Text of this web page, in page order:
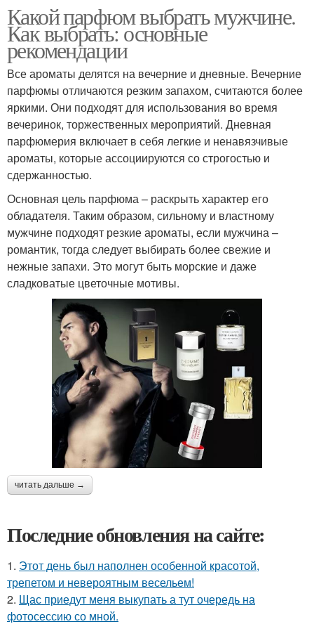
Какой парфюм выбрать мужчине.
Как выбрать: основные
рекомендации
Все ароматы делятся на вечерние и дневные. Вечерние
парфюмы отличаются резким запахом, считаются более
яркими. Они подходят для использования во время
вечеринок, торжественных мероприятий. Дневная
парфюмерия включает в себя легкие и ненавязчивые
ароматы, которые ассоциируются со строгостью и
сдержанностью.
Основная цель парфюма – раскрыть характер его
обладателя. Таким образом, сильному и властному
мужчине подходят резкие ароматы, если мужчина –
романтик, тогда следует выбирать более свежие и
нежные запахи. Это могут быть морские и даже
сладковатые цветочные мотивы.
читать дальше →
Последние обновления на сайте:
1. Этот день был наполнен особенной красотой,
трепетом и невероятным весельем!
2. Щас приедут меня выкупать а тут очередь на
фотосессию со мной.